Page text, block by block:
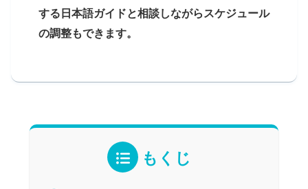
する日本語ガイドと相談しながらスケジュール
の調整もできます。
もくじ